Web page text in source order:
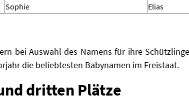
Sophie Elias
bei Auswahl des Namens für ihre
die beliebtesten Babynamen im Freistaat.
dritten Plätze